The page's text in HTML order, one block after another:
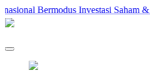
Bermodus Investasi Saham & Kripto